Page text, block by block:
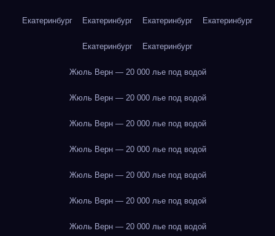
Екатеринбург Екатеринбург Екатеринбург Екатеринбург
Екатеринбург Екатеринбург
Жюль Верн — 20 000 лье под водой
Жюль Верн — 20 000 лье под водой
Жюль Верн — 20 000 лье под водой
Жюль Верн — 20 000 лье под водой
Жюль Верн — 20 000 лье под водой
Жюль Верн — 20 000 лье под водой
Жюль Верн — 20 000 лье под водой